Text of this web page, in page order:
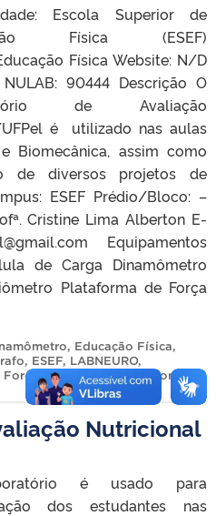
Escola Superior de
Física (ESEF)
Física Website: N/D
90444 Descrição O
de Avaliação
é utilizado nas aulas
Biomecânica, assim como
de diversos projetos de
ESEF Prédio/Bloco: –
Cristine Lima Alberton E-
Equipamentos
de Carga Dinamômetro
Plataforma de Força
, Educação Física,
, ESEF, LABNEURO,
, Plicometro,Ultrassom .
Nutricional
é usado para
dos estudantes nas